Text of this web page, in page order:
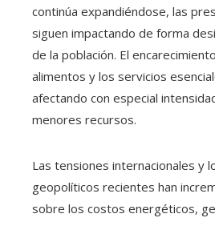
continúa expandiéndose, las
siguen impactando de forma
de la población. El
alimentos y los servicios
afectando con especial
menores recursos.
Las tensiones internacionales y
geopolíticos recientes han
sobre los costos energéticos,